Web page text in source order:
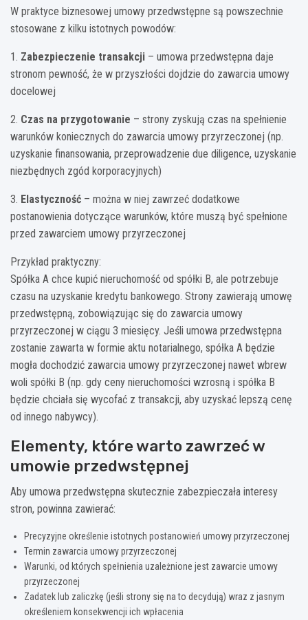
W praktyce biznesowej umowy przedwstępne są powszechnie
stosowane z kilku istotnych powodów:
1. Zabezpieczenie transakcji – umowa przedwstępna daje
stronom pewność, że w przyszłości dojdzie do zawarcia umowy
docelowej
2. Czas na przygotowanie – strony zyskują czas na spełnienie
warunków koniecznych do zawarcia umowy przyrzeczonej (np.
uzyskanie finansowania, przeprowadzenie due diligence, uzyskanie
niezbędnych zgód korporacyjnych)
3. Elastyczność – można w niej zawrzeć dodatkowe
postanowienia dotyczące warunków, które muszą być spełnione
przed zawarciem umowy przyrzeczonej
Przykład praktyczny:
Spółka A chce kupić nieruchomość od spółki B, ale potrzebuje
czasu na uzyskanie kredytu bankowego. Strony zawierają umowę
przedwstępną, zobowiązując się do zawarcia umowy
przyrzeczonej w ciągu 3 miesięcy. Jeśli umowa przedwstępna
zostanie zawarta w formie aktu notarialnego, spółka A będzie
mogła dochodzić zawarcia umowy przyrzeczonej nawet wbrew
woli spółki B (np. gdy ceny nieruchomości wzrosną i spółka B
będzie chciała się wycofać z transakcji, aby uzyskać lepszą cenę
od innego nabywcy).
Elementy, które warto zawrzeć w
umowie przedwstępnej
Aby umowa przedwstępna skutecznie zabezpieczała interesy
stron, powinna zawierać:
Precyzyjne określenie istotnych postanowień umowy przyrzeczonej
Termin zawarcia umowy przyrzeczonej
Warunki, od których spełnienia uzależnione jest zawarcie umowy
przyrzeczonej
Zadatek lub zaliczkę (jeśli strony się na to decydują) wraz z jasnym
określeniem konsekwencji ich wpłacenia